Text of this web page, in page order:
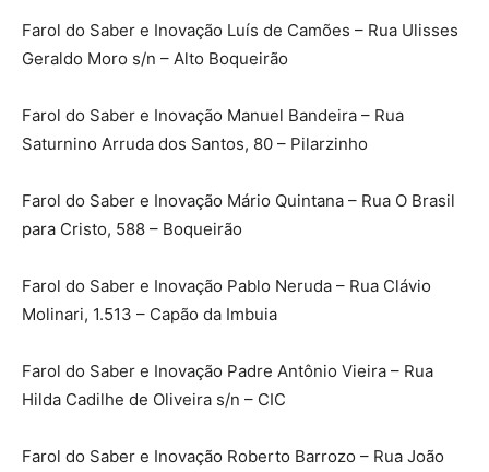
Farol do Saber e Inovação Luís de Camões – Rua Ulisses
Geraldo Moro s/n – Alto Boqueirão
Farol do Saber e Inovação Manuel Bandeira – Rua
Saturnino Arruda dos Santos, 80 – Pilarzinho
Farol do Saber e Inovação Mário Quintana – Rua O Brasil
para Cristo, 588 – Boqueirão
Farol do Saber e Inovação Pablo Neruda – Rua Clávio
Molinari, 1.513 – Capão da Imbuia
Farol do Saber e Inovação Padre Antônio Vieira – Rua
Hilda Cadilhe de Oliveira s/n – CIC
Farol do Saber e Inovação Roberto Barrozo – Rua João